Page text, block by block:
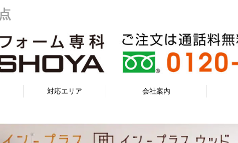
対応エリア 会社案内